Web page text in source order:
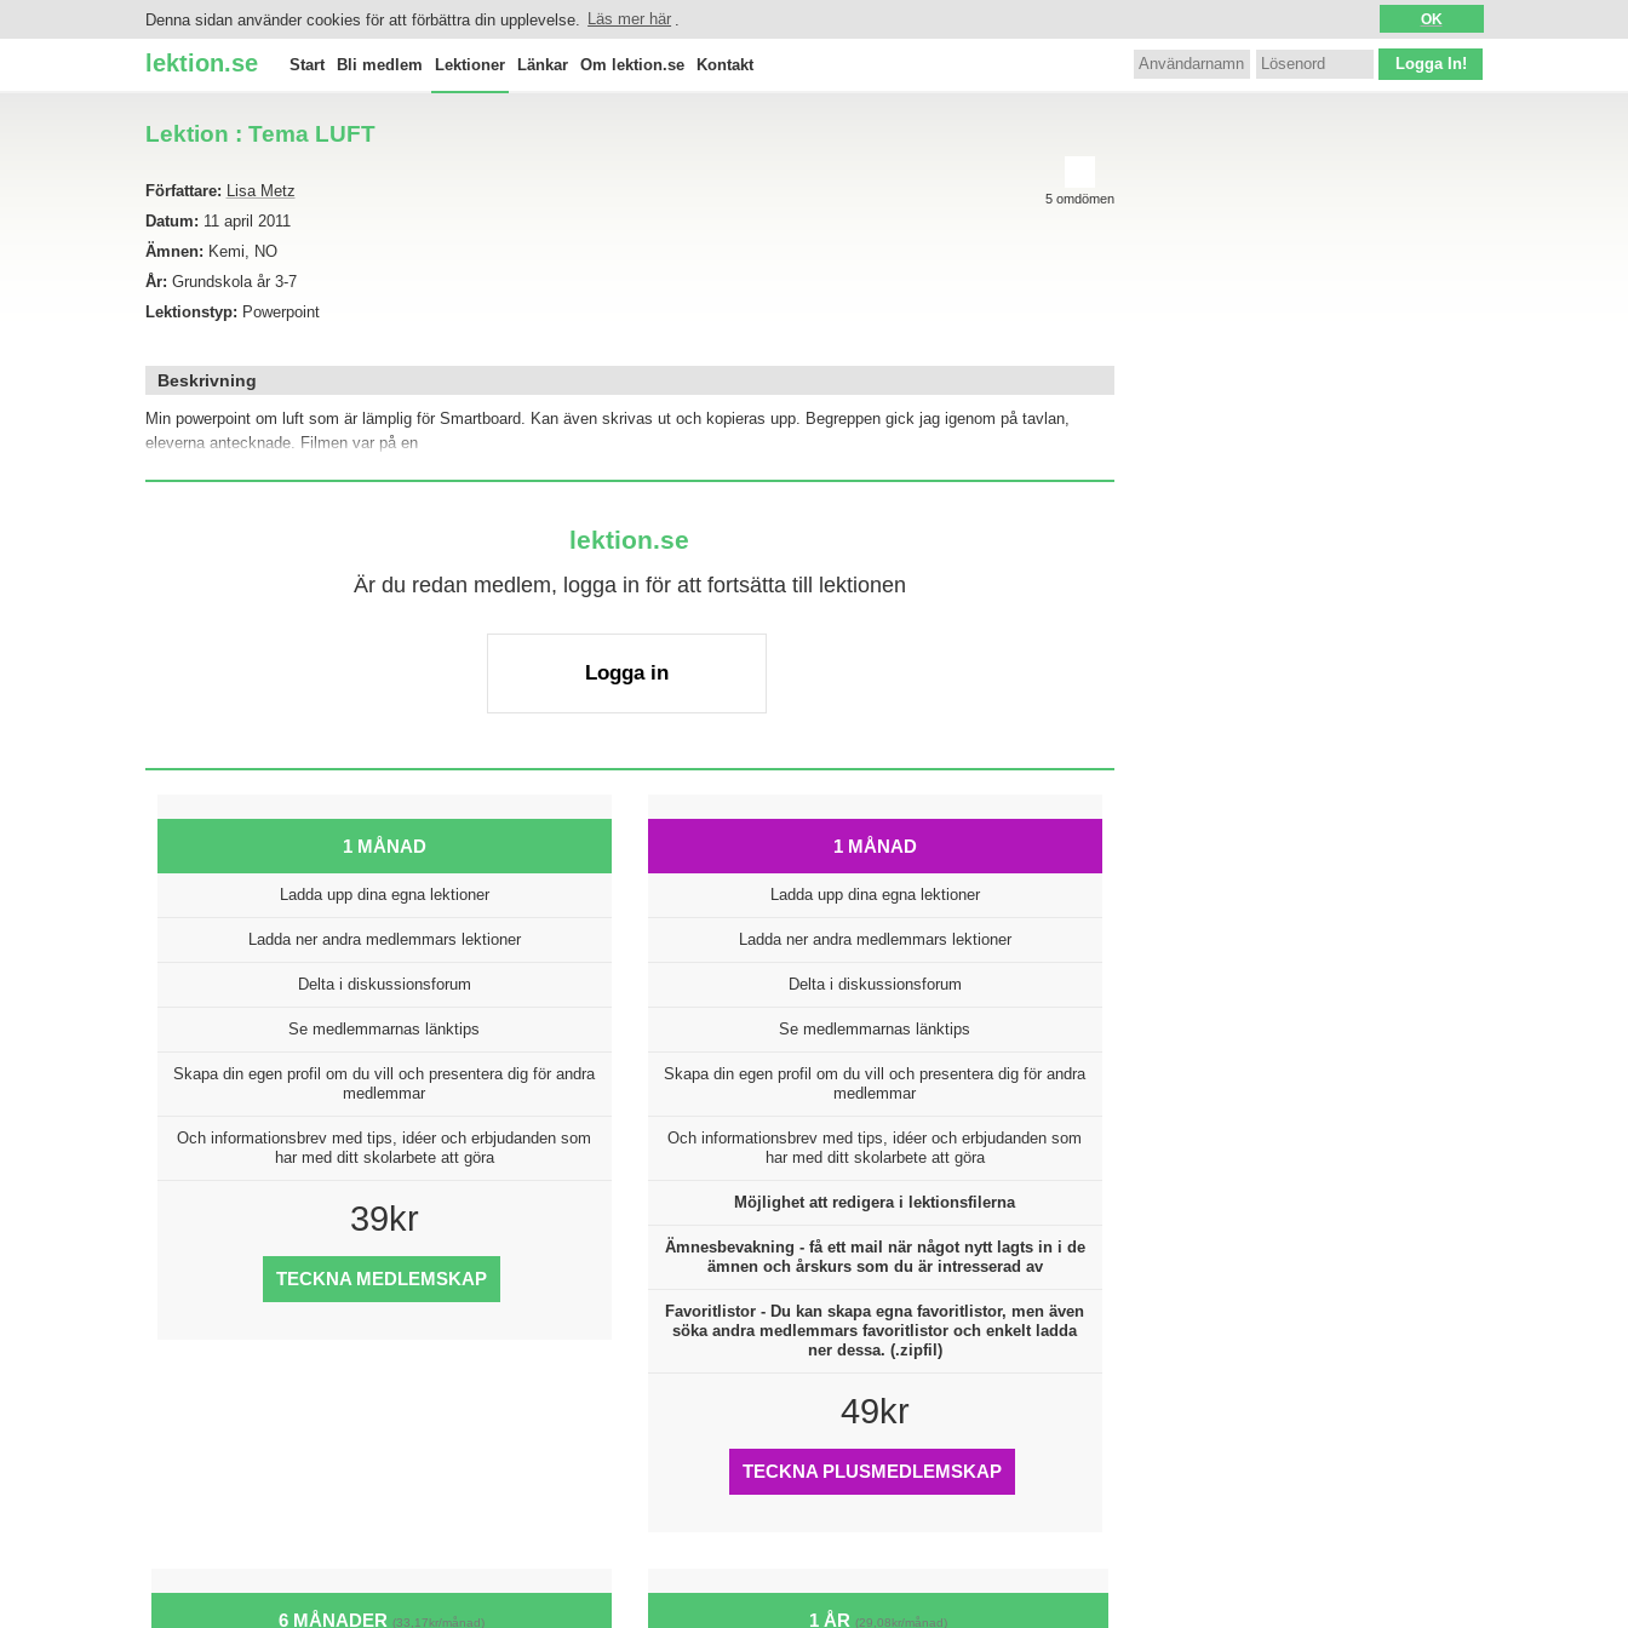
Denna sidan använder cookies för att förbättra din upplevelse. Läs mer här OK
lektion.se Start Bli medlem Lektioner Länkar Om lektion.se Kontakt Logga In!
Lektion : Tema LUFT
5omdömen
Författare:
Lisa Metz
Datum: 11 april 2011
Ämnen: Kemi, NO
År: Grundskola år 3-7
Lektionstyp: Powerpoint
Beskrivning
Min powerpoint om luft som är lämplig för Smartboard. Kan även skrivas ut och kopieras upp. Begreppen gick jag igenom på tavlan,
eleverna antecknade. Filmen var på en
lektion.se
Är du redan medlem, logga in för att fortsätta till lektionen
Logga in
1 MÅNAD
Ladda upp dina egna lektioner
Ladda ner andra medlemmars lektioner
Delta i diskussionsforum
Se medlemmarnas länktips
Skapa din egen profil om du vill och presentera dig för andra
medlemmar
Och informationsbrev med tips, idéer och erbjudanden som
har med ditt skolarbete att göra
39kr
TECKNA MEDLEMSKAP
1 MÅNAD
Ladda upp dina egna lektioner
Ladda ner andra medlemmars lektioner
Delta i diskussionsforum
Se medlemmarnas länktips
Skapa din egen profil om du vill och presentera dig för andra
medlemmar
Och informationsbrev med tips, idéer och erbjudanden som
har med ditt skolarbete att göra
Möjlighet att redigera i lektionsfilerna
Ämnesbevakning - få ett mail när något nytt lagts in i de
ämnen och årskurs som du är intresserad av
Favoritlistor - Du kan skapa egna favoritlistor, men även
söka andra medlemmars favoritlistor och enkelt ladda
ner dessa. (.zipfil)
49kr
TECKNA PLUSMEDLEMSKAP
6 MÅNADER (33,17kr/månad) 1 ÅR (29,08kr/månad)